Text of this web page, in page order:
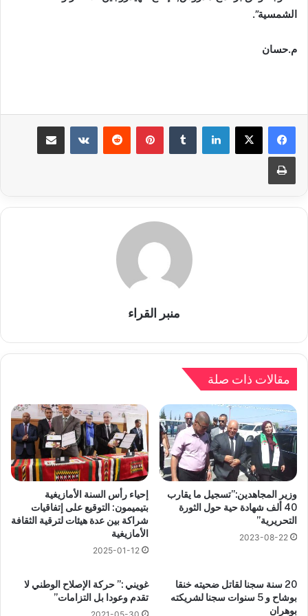
الشمسية”.
م.حسان
لينكدإن بينتيريست
طباعة
منبر القراء
مقالات ذات صلة
وزير المجاهدين:”تسجيل ما يقارب
40 ألف شهادة حية حول الثورة
التحريرية”
2023-08-22
إحياء رأس السنة الأمازيغية
بتيميمون: التوقيع على إتفاقيات
شراكة بين عدة هيئات لترقية الثقافة
الأمازيغية
2025-01-12
20 سنة سجنا لقاتل ضحيته خنقا
بوشاح و 5 سنوات سجنا لشريكته
بوهران
غويني :” حركة الإصلاح الوطني لا
تقدم وعودا بل التزامات”